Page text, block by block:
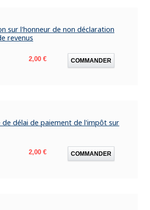
sur l'honneur de non déclaration
revenus
Prix
2,00 € COMMANDER
de délai de paiement de l'impôt sur
Prix
2,00 € COMMANDER